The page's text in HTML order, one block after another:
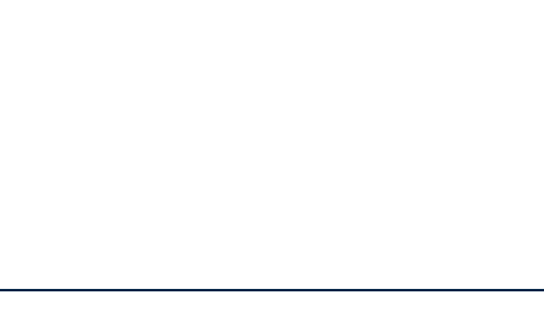
府）といったコメントが寄せられています。